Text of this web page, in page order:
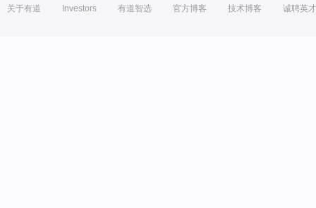
关于有道 Investors 有道智选 官方博客 技术博客 诚聘英才